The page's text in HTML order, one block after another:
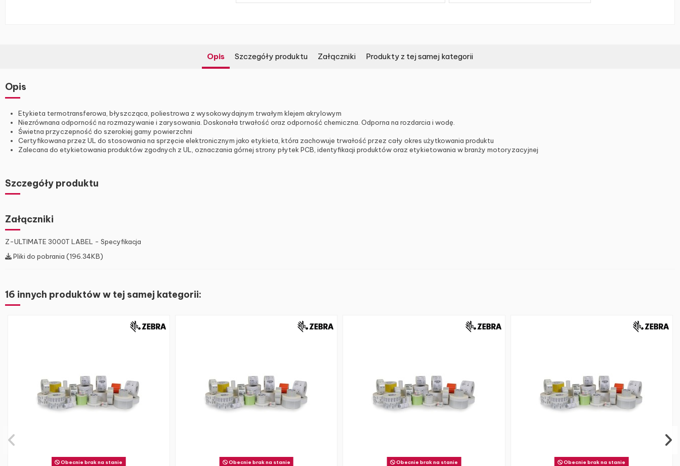
Opis Szczegóły produktu Załączniki Produkty z tej samej kategorii
Opis
Etykieta termotransferowa, błyszcząca, poliestrowa z wysokowydajnym trwałym klejem akrylowym
Niezrównana odporność na rozmazywanie i zarysowania. Doskonała trwałość oraz odporność chemiczna. Odporna na rozdarcia i wodę.
Świetna przyczepność do szerokiej gamy powierzchni
Certyfikowana przez UL do stosowania na sprzęcie elektronicznym jako etykieta, która zachowuje trwałość przez cały okres użytkowania produktu
Zalecana do etykietowania produktów zgodnych z UL, oznaczania górnej strony płytek PCB, identyfikacji produktów oraz etykietowania w branży motoryzacyjnej
Szczegóły produktu
Załączniki
Z-ULTIMATE 3000T LABEL - Specyfikacja
Pliki do pobrania (196.34KB)
16 innych produktów w tej samej kategorii:
Obecnie brak na stanie Obecnie brak na stanie Obecnie brak na stanie Obecnie brak na stanie